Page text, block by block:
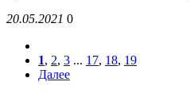
20.05.2021 0
1, 2, 3 ... 17, 18, 19
Далее